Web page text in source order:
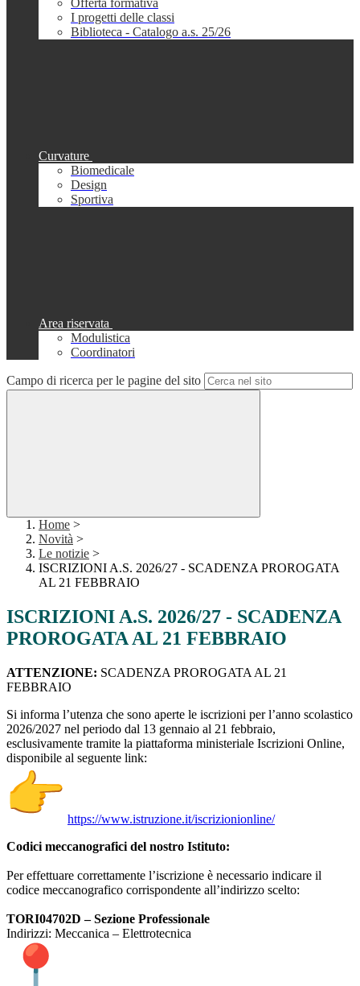
Offerta formativa
I progetti delle classi
Biblioteca - Catalogo a.s. 25/26
Curvature
Biomedicale
Design
Sportiva
Area riservata
Modulistica
Coordinatori
Campo di ricerca per le pagine del sito
Home >
Novità >
Le notizie >
ISCRIZIONI A.S. 2026/27 - SCADENZA PROROGATA
AL 21 FEBBRAIO
ISCRIZIONI A.S. 2026/27 - SCADENZA
PROROGATA AL 21 FEBBRAIO
ATTENZIONE: SCADENZA PROROGATA AL 21
FEBBRAIO
Si informa l’utenza che sono aperte le iscrizioni per l’anno scolastico
2026/2027 nel periodo dal 13 gennaio al 21 febbraio,
esclusivamente tramite la piattaforma ministeriale Iscrizioni Online,
disponibile al seguente link:
https://www.istruzione.it/iscrizionionline/
Codici meccanografici del nostro Istituto:
Per effettuare correttamente l’iscrizione è necessario indicare il
codice meccanografico corrispondente all’indirizzo scelto:
TORI04702D – Sezione Professionale
Indirizzi: Meccanica – Elettrotecnica